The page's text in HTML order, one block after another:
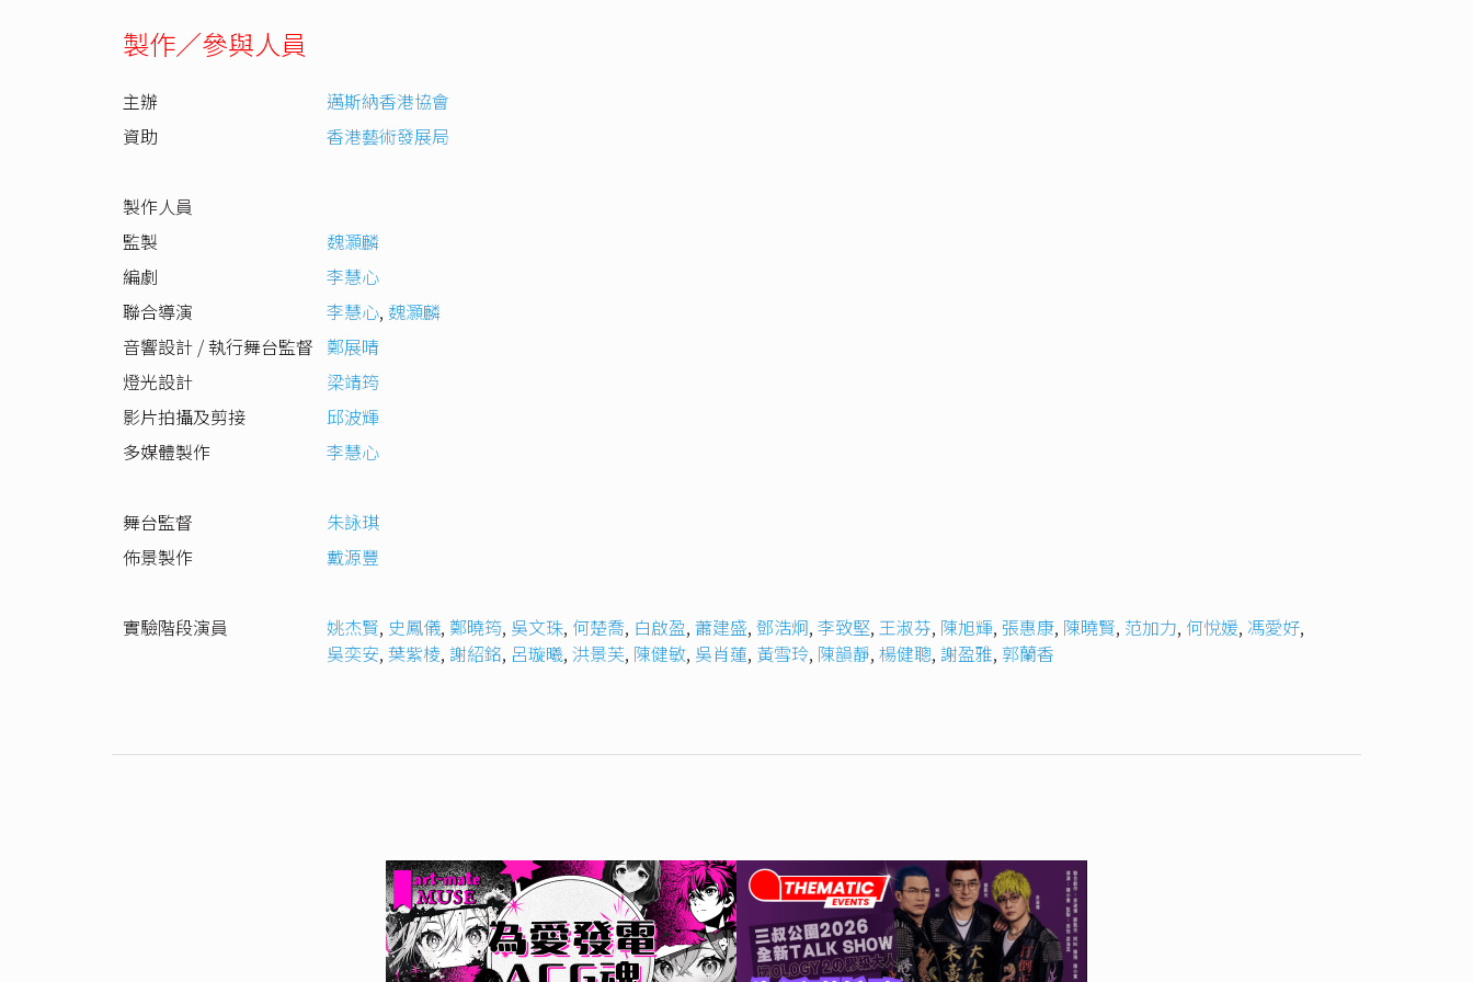
製作／參與人員
主辦
邁斯納香港協會
資助
香港藝術發展局
製作人員
監製
魏灝麟
編劇
李慧心
聯合導演
李慧心, 魏灝麟
音響設計 / 執行舞台監督 鄭展晴
燈光設計
梁靖筠
影片拍攝及剪接
邱波輝
多媒體製作
李慧心
舞台監督
朱詠琪
佈景製作
戴源豐
實驗階段演員 姚杰賢, 史鳳儀, 鄭曉筠, 吳文珠, 何楚喬, 白啟盈, 蕭建盛, 鄧浩炯, 李致堅, 王淑芬, 陳旭輝, 張惠康, 陳曉賢, 范加力, 何悅媛, 馮愛好,
吳奕安, 葉紫棱, 謝紹銘, 呂璇曦, 洪景芙, 陳健敏, 吳肖蓮, 黃雪玲, 陳韻靜, 楊健聰, 謝盈雅, 郭蘭香